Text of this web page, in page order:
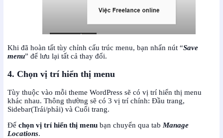
Khi đã hoàn tất tùy chỉnh cấu trúc menu, bạn nhấn nút “Save
menu” để lưu lại tất cả thay đổi.
4. Chọn vị trí hiển thị menu
Tùy thuộc vào mỗi theme WordPress sẽ có vị trí hiển thị menu
khác nhau. Thông thường sẽ có 3 vị trí chính: Đầu trang,
Sidebar(Trái/phải) và Cuối trang.
Để chọn vị trí hiển thị menu bạn chuyển qua tab Manage
Locations.